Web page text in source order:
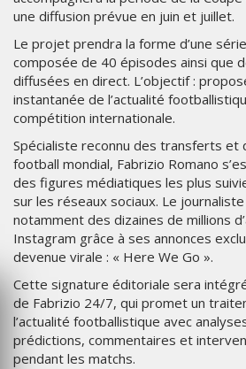
une diffusion prévue en juin et juillet.
Le projet prendra la forme d’une
composée de 40 épisodes ainsi que
diffusées en direct. L’objectif :
instantanée de l’actualité
compétition internationale.
Spécialiste reconnu des transferts et
football mondial, Fabrizio Romano
des figures médiatiques les plus
sur les réseaux sociaux. Le
notamment des dizaines de millions
Instagram grâce à ses annonces
devenue virale : « Here We Go ».
Cette signature éditoriale sera
de Fabrizio 24/7, qui promet un
l’actualité footballistique avec
prédictions, commentaires et
pendant les matchs.